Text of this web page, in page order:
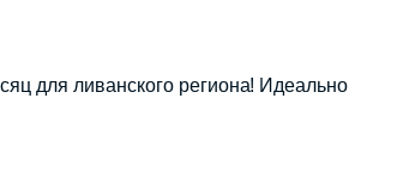
для ливанского региона! Идеально